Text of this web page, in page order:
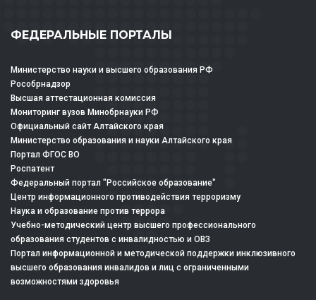
ФЕДЕРАЛЬНЫЕ ПОРТАЛЫ
Министерство науки и высшего образования РФ
Рособрнадзор
Высшая аттестационная комиссия
Мониторинг вузов Минобрнауки РФ
Официальный сайт Алтайского края
Министерство образования и науки Алтайского края
Портал ФГОС ВО
Роспатент
Федеральный портал "Российское образование"
Центр информационного противодействия терроризму
Наука и образование против террора
Учебно-методический центр высшего профессионального
образования студентов с инвалидностью и ОВЗ
Портал информационной и методической поддержки инклюзивного
высшего образования инвалидов и лиц с ограниченными
возможностями здоровья